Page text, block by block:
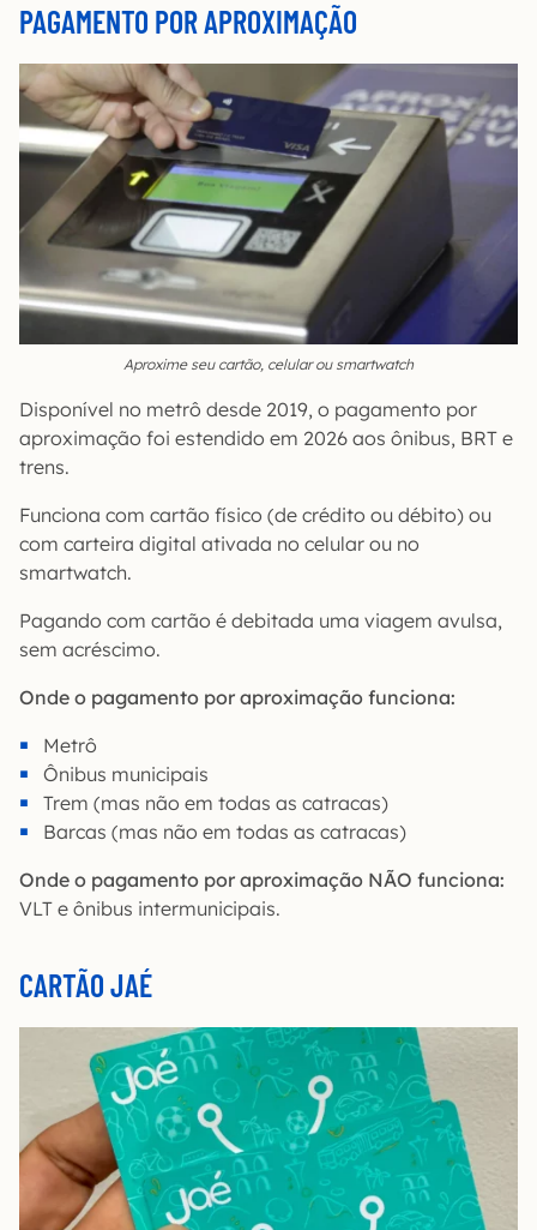
PAGAMENTO POR APROXIMAÇÃO
Aproxime seu cartão, celular ou smartwatch
Disponível no metrô desde 2019, o pagamento por
aproximação foi estendido em 2026 aos ônibus, BRT e
trens.
Funciona com cartão físico (de crédito ou débito) ou
com carteira digital ativada no celular ou no
smartwatch.
Pagando com cartão é debitada uma viagem avulsa,
sem acréscimo.
Onde o pagamento por aproximação funciona:
Metrô
Ônibus municipais
Trem (mas não em todas as catracas)
Barcas (mas não em todas as catracas)
Onde o pagamento por aproximação NÃO funciona:
VLT e ônibus intermunicipais.
CARTÃO JAÉ